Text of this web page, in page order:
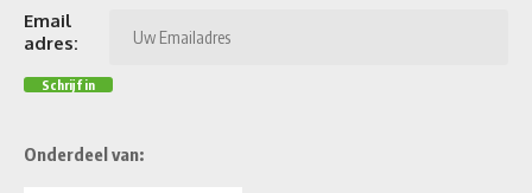
Email
adres:
Onderdeel van: